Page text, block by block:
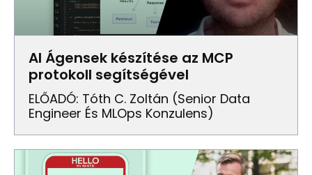
AI Ágensek készítése az MCP
protokoll segítségével
ELŐADÓ: Tóth C. Zoltán (senior Data
Engineer És MLOps Konzulens)